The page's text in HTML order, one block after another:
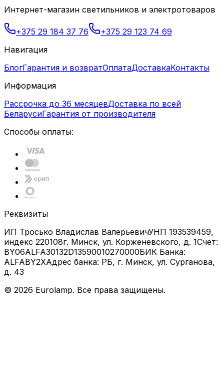
Интернет-магазин светильников и электротоваров
+375 29 184 37 76
+375 29 123 74 69
Навигация
БлогГарантия и возвратОплатаДоставкаКонтакты
Информация
Рассрочка до 36 месяцевДоставка по всей
БеларусиГарантия от производителя
Способы оплаты:
Реквизиты
ИП Тросько Владислав ВалерьевичУНП 193539459,
индекс 220108г. Минск, ул. Корженевского, д. 1Счет:
BY06ALFA30132D13590010270000БИК Банка:
ALFABY2XАдрес банка: РБ, г. Минск, ул. Сурганова,
д. 43
© 2026 Eurolamp. Все права защищены.